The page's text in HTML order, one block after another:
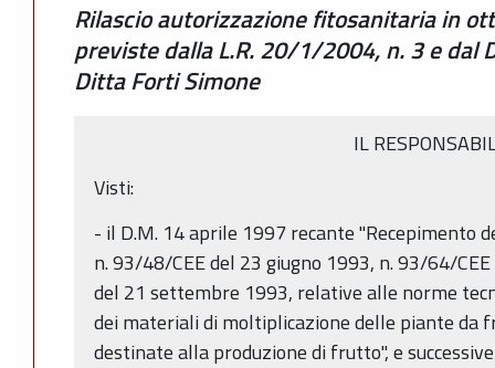
Rilascio autorizzazione fitosanitaria in
previste dalla L.R. 20/1/2004, n. 3 e dal
Ditta Forti Simone
IL
Visti:
- il D.M. 14 aprile 1997 recante "Recepimento
n. 93/48/CEE del 23 giugno 1993, n. 93/64/
del 21 settembre 1993, relative alle norme
dei materiali di moltiplicazione delle piante
destinate alla produzione di frutto", e